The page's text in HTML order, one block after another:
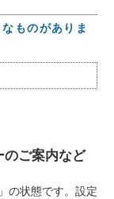
ものがありま
のご案内など
の状態です。設定